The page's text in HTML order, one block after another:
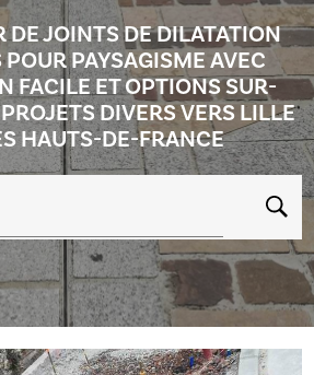
DE JOINTS DE DILATATION
PAYSAGISME AVEC
FACILE ET OPTIONS SUR-
DIVERS VERS LILLE
HAUTS-DE-FRANCE